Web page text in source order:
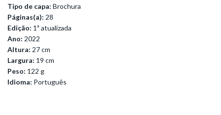
Tipo de capa: Brochura
Páginas(a): 28
Edição: 1ª atualizada
Ano: 2022
Altura: 27 cm
Largura: 19 cm
Peso: 122 g
Idioma: Português